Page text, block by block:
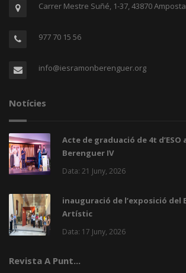
Carrer Mestre Suñé, 1-37, 43870
977 70 15 56
info@iesramonberenguer.org
Notícies
Acte de graduació de 4t d’ESO
Berenguer IV
Data: 21 Juny, 2026
inauguració de l’exposició
Artístic
Data: 17 Juny, 2026
Revista A Punt...